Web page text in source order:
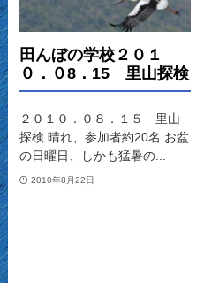
田んぼの学校２０１
０．０8．15 里山探検
２０１０．０８．１５ 里山
探検 晴れ、参加者約20名 お盆
の日曜日、しかも猛暑の...
2010年8月22日